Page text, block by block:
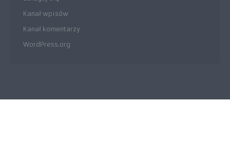
Kanał wpisów
Kanał komentarzy
WordPress.org